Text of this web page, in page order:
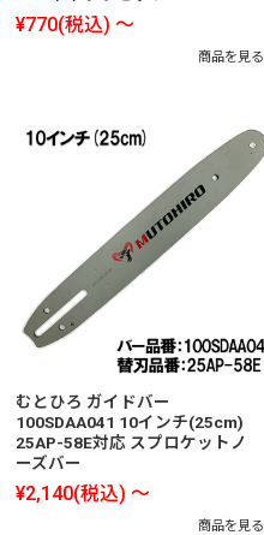
¥770(税込) ～
商品を見る
むとひろ ガイドバー
100SDAA041 10インチ(25cm)
25AP-58E対応 スプロケットノ
ーズバー
¥2,140(税込) ～
商品を見る